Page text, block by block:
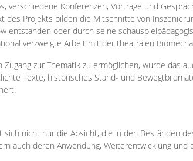
verschiedene Konferenzen, Vorträge und
Projekts bilden die Mitschnitte von
entstanden oder durch seine
verzweigte Arbeit mit der theatralen
zur Thematik zu ermöglichen, wurde das
Texte, historisches Stand- und
nicht nur die Absicht, die in den Beständen
auch deren Anwendung, Weiterentwicklung und